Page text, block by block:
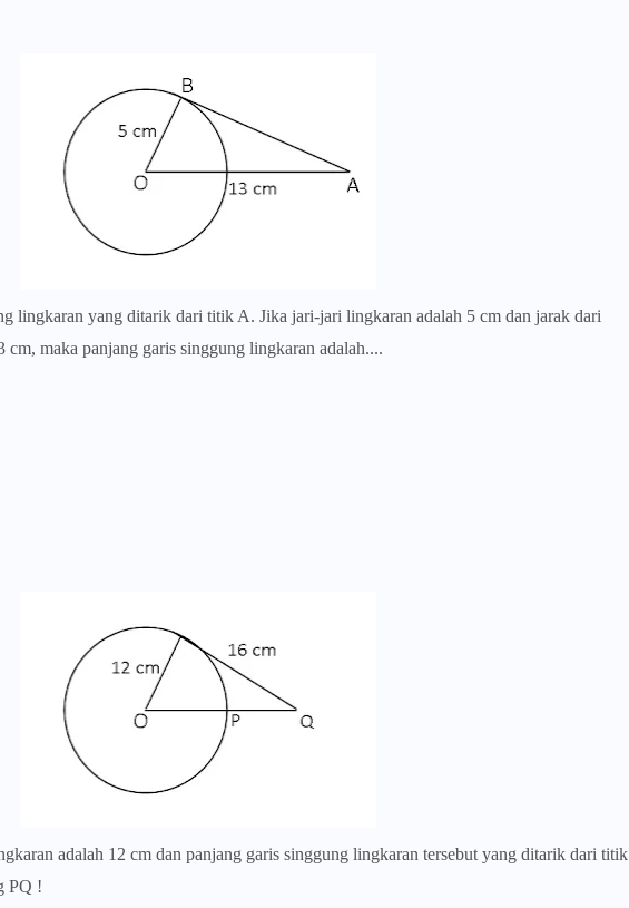
lingkaran yang ditarik dari titik A. Jika jari-jari lingkaran adalah 5 cm dan jarak dari
maka panjang garis singgung lingkaran adalah....
adalah 12 cm dan panjang garis singgung lingkaran tersebut yang ditarik dari titik
PQ !